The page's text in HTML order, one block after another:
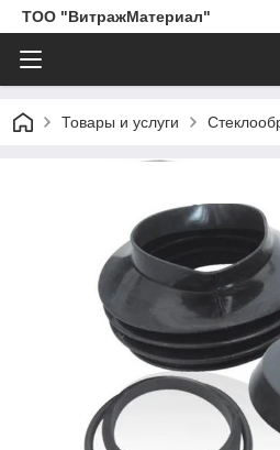
ТОО "ВитражМатериал"
Товары и услуги